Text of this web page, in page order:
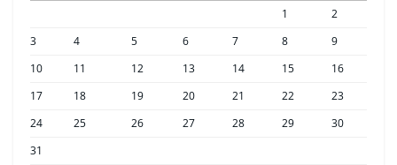
1
2
3
4 5 6 7 8
9
10
11 12 13 14 15
16
17
18 19 20 21 22
23
24
25 26 27 28 29
30
31